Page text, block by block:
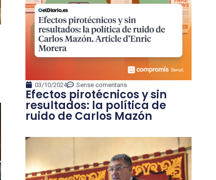
03/10/2024 Sense comentaris
Efectos pirotécnicos y sin
resultados: la política de
ruido de Carlos Mazón